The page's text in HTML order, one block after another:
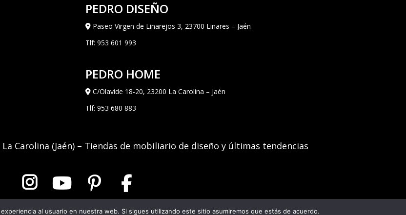
PEDRO DISEÑO
Paseo Virgen de Linarejos 3, 23700 Linares – Jaén
Tlf: 953 601 993
PEDRO HOME
C/Olavide 18-20, 23200 La Carolina – Jaén
Tlf: 953 680 883
Carolina (Jaén) – Tiendas de mobiliario de diseño y últimas tendencias
al usuario en nuestra web. Si sigues utilizando este sitio asumiremos que estás de acuerdo.